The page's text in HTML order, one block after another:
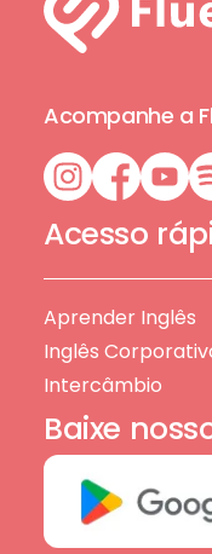
Acompanhe a
Acesso
Aprender Inglês
Inglês
Intercâmbio
Baixe